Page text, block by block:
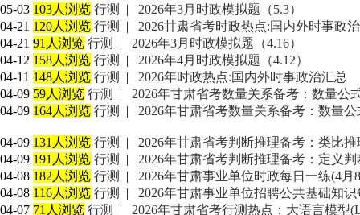
05-03 103人浏览 行测 |
2026年3月时政模拟题（5.3）
04-21 120人浏览 行测 |
2026甘肃省考时政热点:国内外时事政
04-21 91人浏览 行测 |
2026年3月时政模拟题（4.16）
04-12 158人浏览 行测 |
2026年4月时政模拟题（4.12）
04-11 148人浏览 行测 |
2026年时政热点:国内外时事政治汇总
04-09 59人浏览 行测 |
2026年甘肃省考数量关系备考：数量公
04-09 164人浏览 行测 | 2026年甘肃省考数量关系备考：数量
04-09 131人浏览 行测 |
2026年甘肃省考判断推理备考：类比
04-09 191人浏览 行测 |
2026年甘肃省考判断推理备考：定义判
04-08 182人浏览 行测 |
2026年甘肃事业单位时政每日一练(4月
04-08 116人浏览 行测 |
2026年甘肃事业单位招聘公共基础知
04-07 71人浏览 行测 |
2026年甘肃省考行测热点：大语言模型